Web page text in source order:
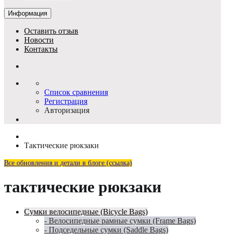
Информация
Оставить отзыв
Новости
Контакты
Список сравнения
Регистрация
Авторизация
Тактические рюкзаки
Все обновления и детали в блоге (ссылка)
тактические рюкзаки
Сумки велосипедные (Bicycle Bags)
- Велосипедные рамные сумки (Frame Bags)
- Подседельные сумки (Saddle Bags)